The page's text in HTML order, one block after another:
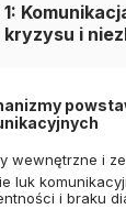
1:
i
wewnętrzne i
luk
i braku